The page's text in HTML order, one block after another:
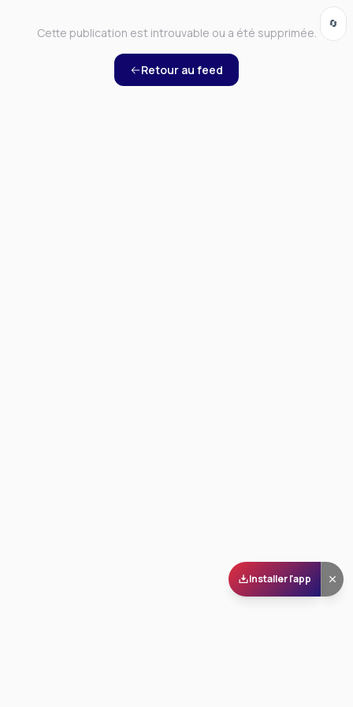
Cette publication est introuvable ou a été supprimée.
Retour au feed
Installer l'app
🔄